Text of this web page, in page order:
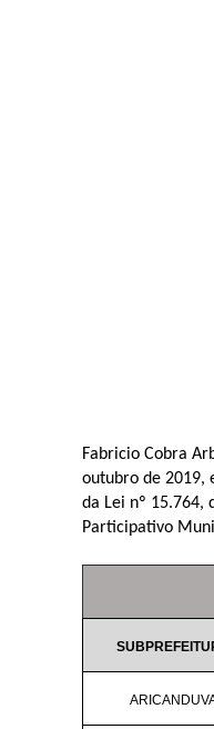
Fabricio Cobra
outubro de 2019,
da Lei nº 15.764,
Participativo